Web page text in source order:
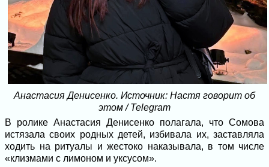
Анастасия Денисенко. Источник: Настя говорит об
этом / Telegram
В ролике Анастасия Денисенко полагала, что Сомова
истязала своих родных детей, избивала их, заставляла
ходить на ритуалы и жестоко наказывала, в том числе
«клизмами с лимоном и уксусом».